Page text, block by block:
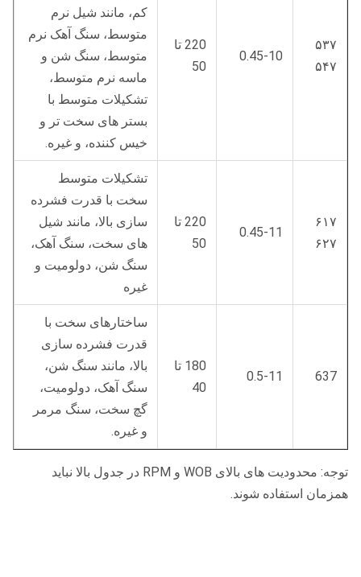
۵۳۷
۵۴۷
0.45-10
220 تا
50
کم، مانند شیل نرم
متوسط، سنگ آهک نرم
متوسط، سنگ شن و
ماسه نرم متوسط،
تشکیلات متوسط با
بستر های سخت تر و
خیس کننده، و غیره.
۶۱۷
۶۲۷
0.45-11
220 تا
50
تشکیلات متوسط
سخت با قدرت فشرده
سازی بالا، مانند شیل
های سخت، سنگ آهک،
سنگ شن، دولومیت و
غیره
637
0.5-11
180 تا
40
ساختارهای سخت با
قدرت فشرده سازی
بالا، مانند سنگ شن،
سنگ آهک، دولومیت،
گچ سخت، سنگ مرمر
و غیره.
توجه: محدودیت های بالای WOB و RPM در جدول بالا نباید
همزمان استفاده شوند.